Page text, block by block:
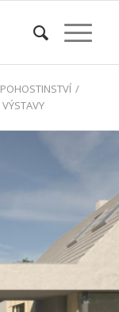
POHOSTINSTVÍ /
VÝSTAVY